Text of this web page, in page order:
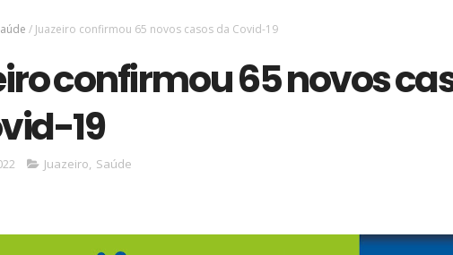
/ Juazeiro confirmou 65 novos casos da Covid-19
confirmou 65 novos
19
Juazeiro, Saúde